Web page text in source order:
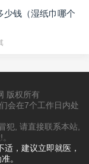
少钱（湿纸巾哪个
版权所有
会在7个工作日内处
犯, 请直接联系本站,
，建议立即就医，
。